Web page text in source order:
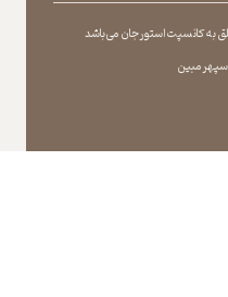
به کانسپت استور جان می باشد
سپهر مبین